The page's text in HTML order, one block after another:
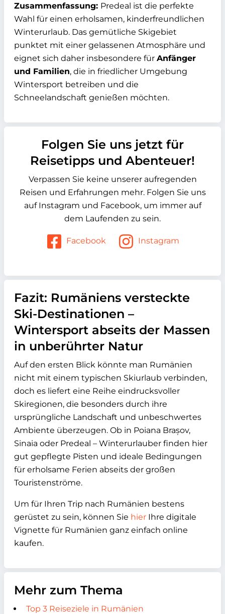
Zusammenfassung: Predeal ist die perfekte
Wahl für einen erholsamen, kinderfreundlichen
Winterurlaub. Das gemütliche Skigebiet
punktet mit einer gelassenen Atmosphäre und
eignet sich daher insbesondere für Anfänger
und Familien, die in friedlicher Umgebung
Wintersport betreiben und die
Schneelandschaft genießen möchten.
Folgen Sie uns jetzt für
Reisetipps und Abenteuer!
Verpassen Sie keine unserer aufregenden
Reisen und Erfahrungen mehr. Folgen Sie uns
auf Instagram und Facebook, um immer auf
dem Laufenden zu sein.
Facebook Instagram
Fazit: Rumäniens versteckte
Ski-Destinationen –
Wintersport abseits der Massen
in unberührter Natur
Auf den ersten Blick könnte man Rumänien
nicht mit einem typischen Skiurlaub verbinden,
doch es liefert eine Reihe eindrucksvoller
Skiregionen, die besonders durch ihre
ursprüngliche Landschaft und unbeschwertes
Ambiente überzeugen. Ob in Poiana Brașov,
Sinaia oder Predeal – Winterurlauber finden hier
gut gepflegte Pisten und ideale Bedingungen
für erholsame Ferien abseits der großen
Touristenströme.
Um für Ihren Trip nach Rumänien bestens
gerüstet zu sein, können Sie hier Ihre digitale
Vignette für Rumänien ganz einfach online
kaufen.
Mehr zum Thema
Top 3 Reiseziele in Rumänien